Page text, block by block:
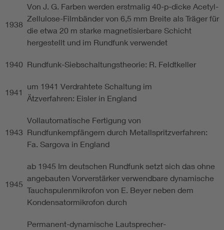
1938
Von J. G. Farben werden erstmalig 40-p-dicke Acetyl-
Zellulose-Filmbänder von 6,5 mm Breite als Träger für
die etwa 20 m starke magnetisierbare Schicht
hergestellt und im Rundfunk verwendet
1940 Rundfunk-Siebschaltungstheorie: R. Feldtkeller
1941
um 1941 Verdrahtete Schaltung im
Ätzverfahren: Eisler in England
1943
Vollautomatische Fertigung von
Rundfunkempfängern durch Metallspritzverfahren:
Fa. Sargova in England
1945
ab 1945 Im deutschen Rundfunk setzt sich das ohne
angebauten Vorverstärker verwendbare dynamische
Tauchspulenmikrofon von E. Beyer neben dem
Kondensatormikrofon durch
Permanent-dynamische Lautsprecher-